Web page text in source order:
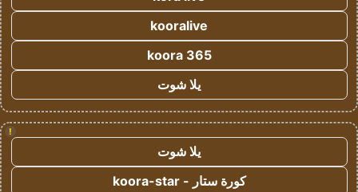
kooralive
koora 365
يلا شوت
!
يلا شوت
كورة ستار - koora-star